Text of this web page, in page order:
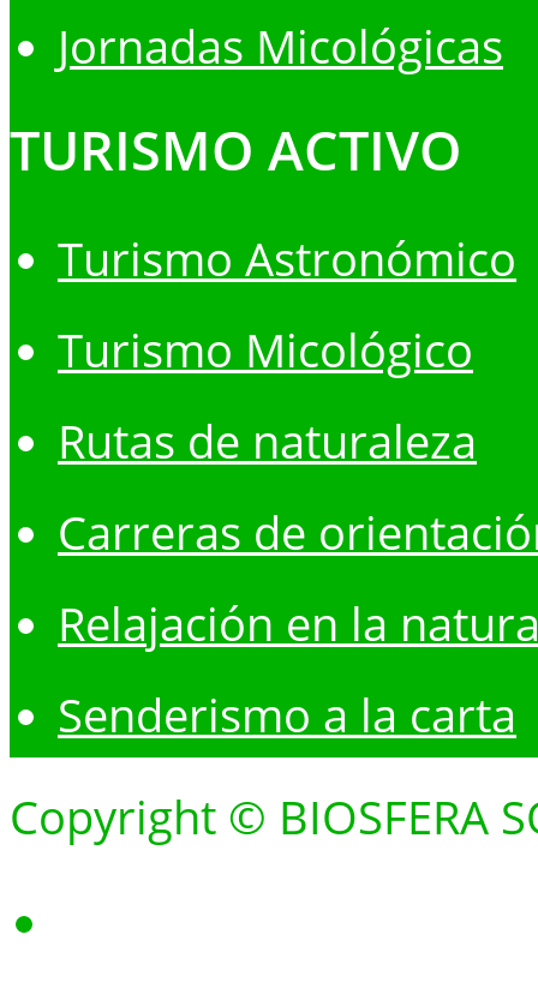
Jornadas Micológicas
TURISMO ACTIVO
Turismo Astronómico
Turismo Micológico
Rutas de naturaleza
Carreras de
Relajación en la
Senderismo a la carta
Copyright © BIOSFERA